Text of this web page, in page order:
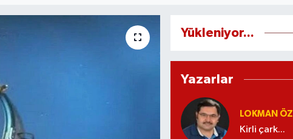
Yükleniyor...
Yazarlar
LOKMAN
Kirli çark...